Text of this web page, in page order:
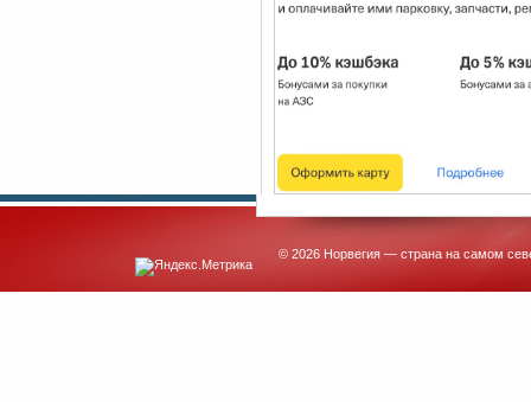
© 2026 Норвегия — страна на самом